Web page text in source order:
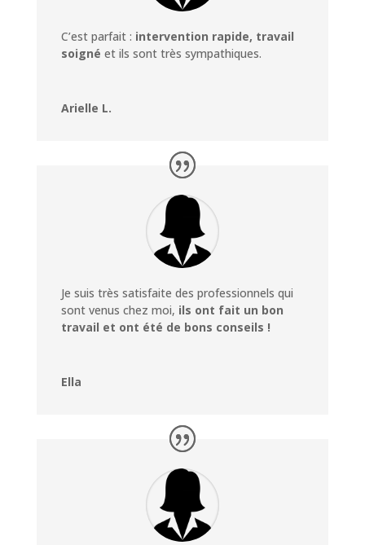
C’est parfait : intervention rapide, travail
soigné et ils sont très sympathiques.
Arielle L.
Je suis très satisfaite des professionnels qui
sont venus chez moi, ils ont fait un bon
travail et ont été de bons conseils !
Ella